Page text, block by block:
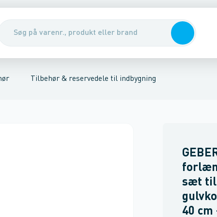
& gulvafløbSanitetVarmeIsolering Luft & gas
tilbehørHåndklæde radiatorer Indbygningselementer &
Tilbehør & reservedele til indbygning
Hjørne Indbygnings elementerCisternemoduler
sæt til
40 cm